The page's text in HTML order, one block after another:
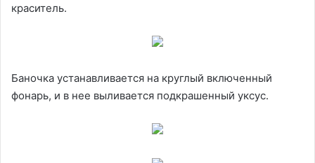
краситель.
Баночка устанавливается на круглый включенный
фонарь, и в нее выливается подкрашенный уксус.